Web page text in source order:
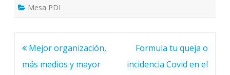
Mesa PDI
Navegación
de
Mejor organización,
más medios y mayor
Formula tu queja o
incidencia Covid en el